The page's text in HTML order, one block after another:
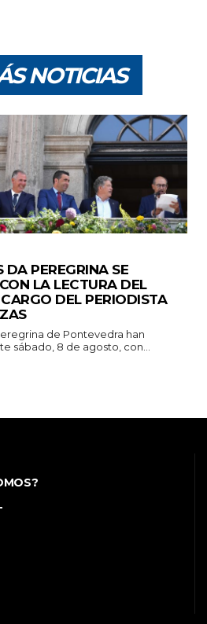
NOTICIAS
DA PEREGRINA SE
LA LECTURA DEL
DEL PERIODISTA
de Pontevedra han
sábado, 8 de agosto, con...